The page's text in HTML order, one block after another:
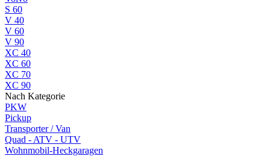
S 60
V 40
V 60
V 90
XC 40
XC 60
XC 70
XC 90
Nach Kategorie
PKW
Pickup
Transporter / Van
Quad - ATV - UTV
Wohnmobil-Heckgaragen